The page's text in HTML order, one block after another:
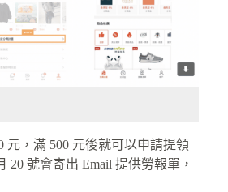
元，滿 500 元後就可以申請提領
20 號會寄出 Email 提供勞報單，